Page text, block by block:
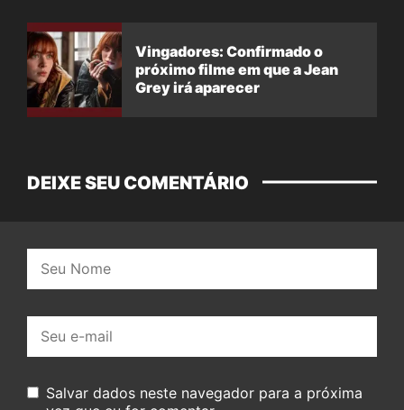
Vingadores: Confirmado o
próximo filme em que a Jean
Grey irá aparecer
DEIXE SEU COMENTÁRIO
mail:
Salvar dados neste navegador para a próxima